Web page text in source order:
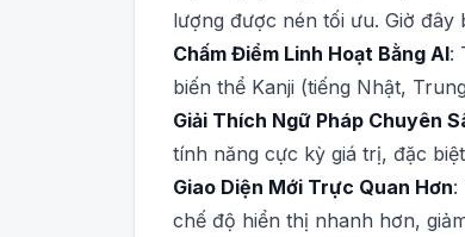
lượng được nén tối ưu. Giờ
Chấm Điểm Linh Hoạt Bằng AI:
biến thể Kanji (tiếng Nhật,
Giải Thích Ngữ Pháp Chuyên
tính năng cực kỳ giá trị, đặc
Giao Diện Mới Trực Quan Hơn:
chế độ hiển thị nhanh hơn,